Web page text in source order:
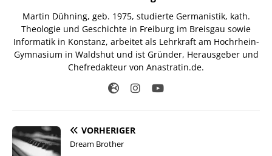
Martin Dühning, geb. 1975, studierte Germanistik, kath.
Theologie und Geschichte in Freiburg im Breisgau sowie
Informatik in Konstanz, arbeitet als Lehrkraft am Hochrhein-
Gymnasium in Waldshut und ist Gründer, Herausgeber und
Chefredakteur von Anastratin.de.
VORHERIGER
Dream Brother